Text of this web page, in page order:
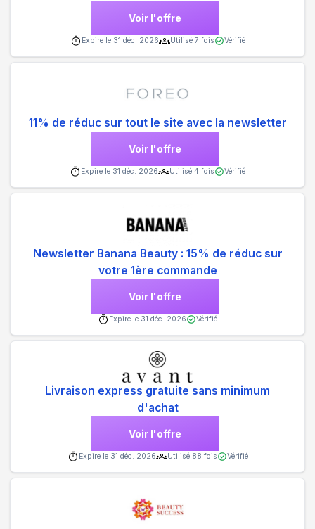
Voir l'offre
Expire le 31 déc. 2026 Utilisé 7 fois Vérifié
11% de réduc sur tout le site avec la newsletter
Voir l'offre
Expire le 31 déc. 2026 Utilisé 4 fois Vérifié
Newsletter Banana Beauty : 15% de réduc sur
votre 1ère commande
Voir l'offre
Expire le 31 déc. 2026 Vérifié
Livraison express gratuite sans minimum
d'achat
Voir l'offre
Expire le 31 déc. 2026 Utilisé 88 fois Vérifié